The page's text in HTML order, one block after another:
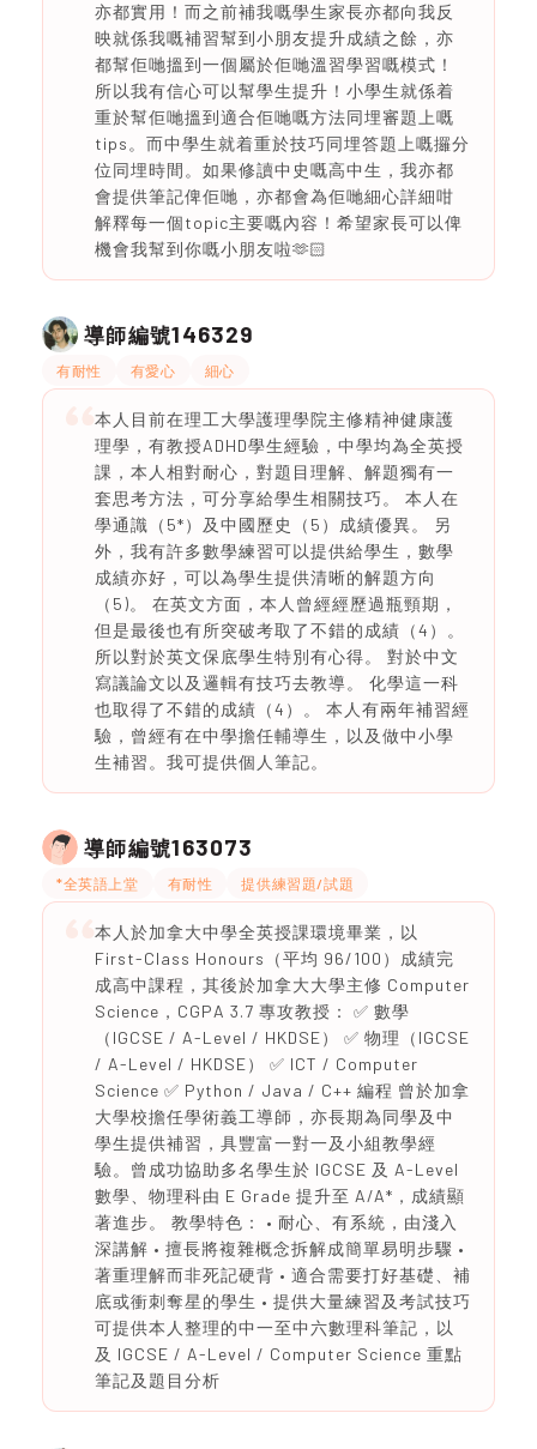
亦都實用！而之前補我嘅學生家長亦都向我反
映就係我嘅補習幫到小朋友提升成績之餘，亦
都幫佢哋搵到一個屬於佢哋溫習學習嘅模式！
所以我有信心可以幫學生提升！小學生就係着
重於幫佢哋搵到適合佢哋嘅方法同埋審題上嘅
tips。而中學生就着重於技巧同埋答題上嘅攞分
位同埋時間。如果修讀中史嘅高中生，我亦都
會提供筆記俾佢哋，亦都會為佢哋細心詳細咁
解釋每一個topic主要嘅內容！希望家長可以俾
機會我幫到你嘅小朋友啦🫶🏻
導師編號146329
有耐性 有愛心 細心
本人目前在理工大學護理學院主修精神健康護
理學，有教授ADHD學生經驗，中學均為全英授
課，本人相對耐心，對題目理解、解題獨有一
套思考方法，可分享給學生相關技巧。 本人在
學通識（5*）及中國歷史（5）成績優異。 另
外，我有許多數學練習可以提供給學生，數學
成績亦好，可以為學生提供清晰的解題方向
（5)。 在英文方面，本人曾經經歷過瓶頸期，
但是最後也有所突破考取了不錯的成績（4）。
所以對於英文保底學生特別有心得。 對於中文
寫議論文以及邏輯有技巧去教導。 化學這一科
也取得了不錯的成績（4）。 本人有兩年補習經
驗，曾經有在中學擔任輔導生，以及做中小學
生補習。我可提供個人筆記。
導師編號163073
*全英語上堂 有耐性 提供練習題/試題
本人於加拿大中學全英授課環境畢業，以
First-Class Honours（平均 96/100）成績完
成高中課程，其後於加拿大大學主修 Computer
Science，CGPA 3.7 專攻教授： ✅ 數學
（IGCSE / A-Level / HKDSE） ✅ 物理（IGCSE
/ A-Level / HKDSE） ✅ ICT / Computer
Science ✅ Python / Java / C++ 編程 曾於加拿
大學校擔任學術義工導師，亦長期為同學及中
學生提供補習，具豐富一對一及小組教學經
驗。曾成功協助多名學生於 IGCSE 及 A-Level
數學、物理科由 E Grade 提升至 A/A*，成績顯
著進步。 教學特色： • 耐心、有系統，由淺入
深講解 • 擅長將複雜概念拆解成簡單易明步驟 •
著重理解而非死記硬背 • 適合需要打好基礎、補
底或衝刺奪星的學生 • 提供大量練習及考試技巧
可提供本人整理的中一至中六數理科筆記，以
及 IGCSE / A-Level / Computer Science 重點
筆記及題目分析